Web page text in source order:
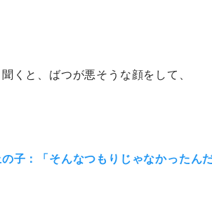
聞くと、ばつが悪そうな顔をして、
の子：「そんなつもりじゃなかったん